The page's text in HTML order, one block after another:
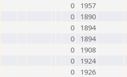
0
1957
0
1890
0
1894
0
1894
0
1908
0
1924
0
1926